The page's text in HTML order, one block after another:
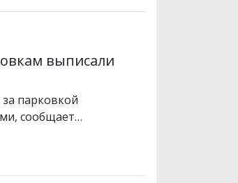
выписали
парковкой
сообщает…